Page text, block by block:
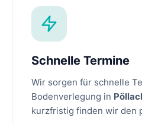
Schnelle Termine
Wir sorgen für schnelle
Bodenverlegung in
kurzfristig finden wir den